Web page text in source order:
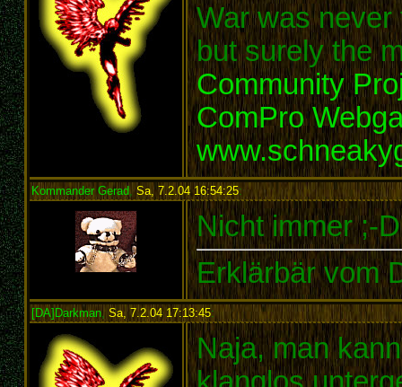
War was never
but surely the
Community
ComPro
Kommander Gerad, Sa, 7.2.04 16:54:25:
Nicht immer ;-D
Erklärbär vom
[DA]Darkman, Sa, 7.2.04 17:13:45:
Naja, man